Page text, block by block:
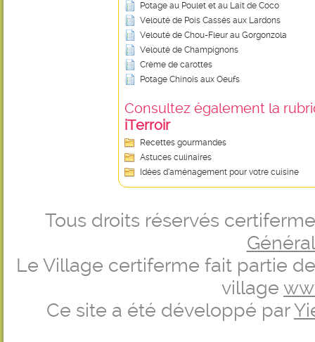
Potage au Poulet et au Lait de Coco
Velouté de Pois Cassés aux Lardons
Velouté de Chou-Fleur au Gorgonzola
Velouté de Champignons
Crème de carottes
Potage Chinois aux Oeufs
Consultez également la
iTerroir
Recettes gourmandes
Astuces culinaires
Idées d’aménagement pour votre cuisine
Tous droits réservés
Le Village certiferme fait partie
village
Ce site a été développé par